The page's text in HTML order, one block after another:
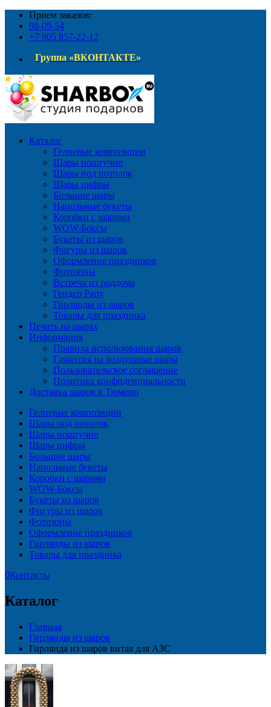
Прием заказов:
98-09-54
+7 905 857-22-12
Группа «ВКОНТАКТЕ»
Каталог
Гелиевые композиции
Шары поштучно
Шары под потолок
Шары цифры
Большие шары
Напольные букеты
Коробки с шарами
WOW-Боксы
Букеты из шаров
Фигуры из шаров
Оформление праздников
Фотозоны
Встреча из роддома
Гендер Party
Гирлянды из шаров
Товары для праздника
Печать на шарах
Информация
Правила использования шаров
Гарантия на воздушные шары
Пользовательское соглашение
Политика конфиденциальности
Доставка шаров в Тюмени
Гелиевые композиции
Шары под потолок
Шары поштучно
Шары цифры
Большие шары
Напольные букеты
Коробки с шарами
WOW-Боксы
Букеты из шаров
Фигуры из шаров
Фотозоны
Оформление праздников
Гирлянды из шаров
Товары для праздника
0Контакты
Каталог
Главная
Гирлянды из шаров
Гирлянда из шаров витая для АЗС